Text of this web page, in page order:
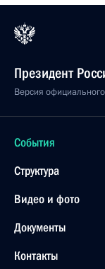
Президент
Версия
События
Структура
Видео и фото
Документы
Контакты